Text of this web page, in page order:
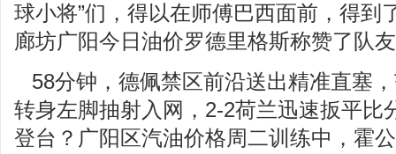
球小将”们，得以在师傅巴西面前，得到
廊坊广阳今日油价罗德里格斯称赞了队
58分钟，德佩禁区前沿送出精准直塞
转身左脚抽射入网，2-2荷兰迅速扳平比
登台？广阳区汽油价格周二训练中，霍